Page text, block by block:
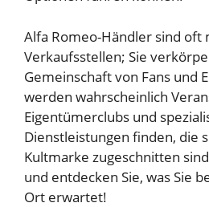
Alfa Romeo-Händler sind oft
Verkaufsstellen; Sie
Gemeinschaft von Fans und
werden wahrscheinlich
Eigentümerclubs und
Dienstleistungen finden, die
Kultmarke zugeschnitten
und entdecken Sie, was Sie
Ort erwartet!